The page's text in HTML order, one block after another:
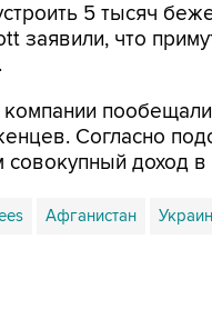
5 тысяч
заявили, что
Согласно
совокупный доход
Афганистан